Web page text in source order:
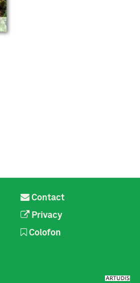
Contact
Privacy
Colofon